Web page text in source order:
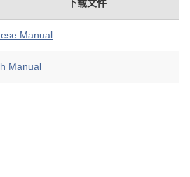
下载文件
Manual
Manual